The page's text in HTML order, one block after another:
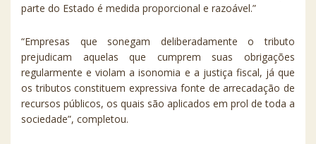
parte do Estado é medida proporcional e razoável.”
“Empresas que sonegam deliberadamente o tributo
prejudicam aquelas que cumprem suas obrigações
regularmente e violam a isonomia e a justiça fiscal, já que
os tributos constituem expressiva fonte de arrecadação de
recursos públicos, os quais são aplicados em prol de toda a
sociedade”, completou.